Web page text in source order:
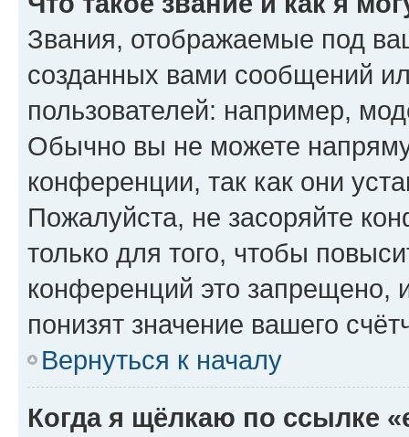
Звания, отображаемые под
созданных вами сообщений
пользователей: например,
Обычно вы не можете
конференции, так как они
Пожалуйста, не засоряйте
только для того, чтобы
конференций это запрещено,
понизят значение вашего
Вернуться к началу
Когда я щёлкаю по ссылке